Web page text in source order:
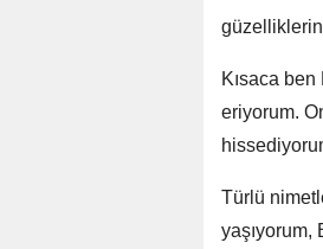
Kısaca
eriyorum.
Türlü
yaşıyorum,